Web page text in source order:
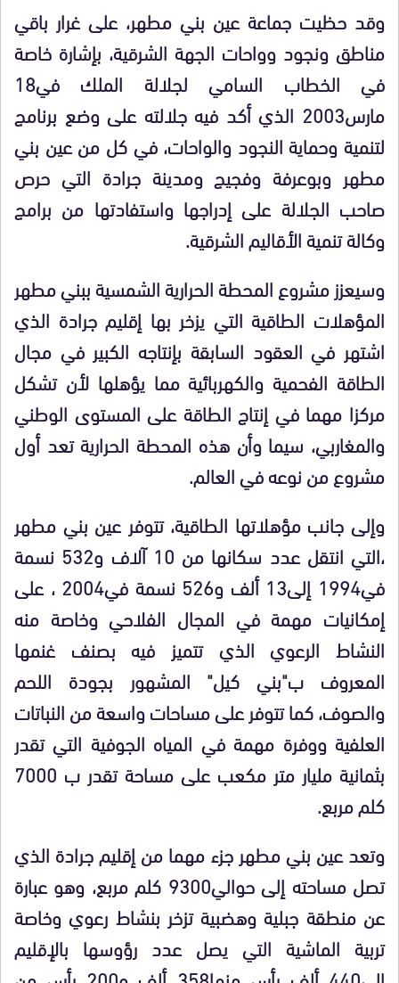
وقد حظيت جماعة عين بني مطهر، على غرار باقي
مناطق ونجود وواحات الجهة الشرقية، بإشارة خاصة
في الخطاب السامي لجلالة الملك في18
مارس2003 الذي أكد فيه جلالته على وضع برنامج
لتنمية وحماية النجود والواحات، في كل من عين بني
مطهر وبوعرفة وفجيج ومدينة جرادة التي حرص
صاحب الجلالة على إدراجها واستفادتها من برامج
وكالة تنمية الأقاليم الشرقية.
وسيعزز مشروع المحطة الحرارية الشمسية ببني مطهر
المؤهلات الطاقية التي يزخر بها إقليم جرادة الذي
اشتهر في العقود السابقة بإنتاجه الكبير في مجال
الطاقة الفحمية والكهربائية مما يؤهلها لأن تشكل
مركزا مهما في إنتاج الطاقة على المستوى الوطني
والمغاربي، سيما وأن هذه المحطة الحرارية تعد أول
مشروع من نوعه في العالم.
وإلى جانب مؤهلاتها الطاقية، تتوفر عين بني مطهر
،التي انتقل عدد سكانها من 10 آلاف و532 نسمة
في1994 إلى13 ألف و526 نسمة في2004 ، على
إمكانيات مهمة في المجال الفلاحي وخاصة منه
النشاط الرعوي الذي تتميز فيه بصنف غنمها
المعروف ب"بني كيل" المشهور بجودة اللحم
والصوف، كما تتوفر على مساحات واسعة من النباتات
العلفية ووفرة مهمة في المياه الجوفية التي تقدر
بثمانية مليار متر مكعب على مساحة تقدر ب 7000
كلم مربع.
وتعد عين بني مطهر جزء مهما من إقليم جرادة الذي
تصل مساحته إلى حوالي9300 كلم مربع، وهو عبارة
عن منطقة جبلية وهضبية تزخر بنشاط رعوي وخاصة
تربية الماشية التي يصل عدد رؤوسها بالإقليم